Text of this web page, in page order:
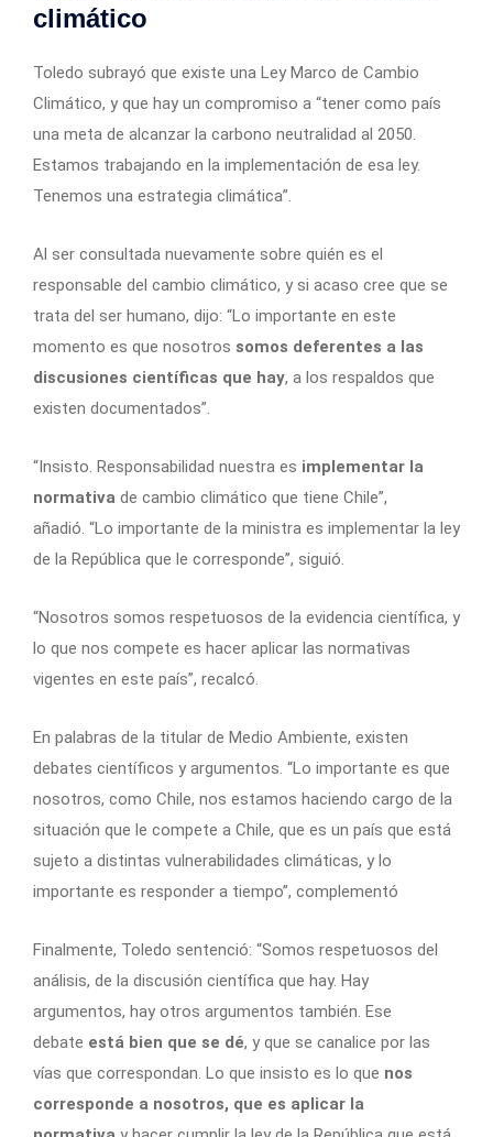
climático
Toledo subrayó que existe una Ley Marco de Cambio
Climático, y que hay un compromiso a “tener como país
una meta de alcanzar la carbono neutralidad al 2050.
Estamos trabajando en la implementación de esa ley.
Tenemos una estrategia climática”.
Al ser consultada nuevamente sobre quién es el
responsable del cambio climático, y si acaso cree que se
trata del ser humano, dijo: “Lo importante en este
momento es que nosotros somos deferentes a las
discusiones científicas que hay, a los respaldos que
existen documentados”.
“Insisto. Responsabilidad nuestra es implementar la
normativa de cambio climático que tiene Chile”,
añadió. “Lo importante de la ministra es implementar la ley
de la República que le corresponde”, siguió.
“Nosotros somos respetuosos de la evidencia científica, y
lo que nos compete es hacer aplicar las normativas
vigentes en este país”, recalcó.
En palabras de la titular de Medio Ambiente, existen
debates científicos y argumentos. “Lo importante es que
nosotros, como Chile, nos estamos haciendo cargo de la
situación que le compete a Chile, que es un país que está
sujeto a distintas vulnerabilidades climáticas, y lo
importante es responder a tiempo”, complementó
Finalmente, Toledo sentenció: “Somos respetuosos del
análisis, de la discusión científica que hay. Hay
argumentos, hay otros argumentos también. Ese
debate está bien que se dé, y que se canalice por las
vías que correspondan. Lo que insisto es lo que nos
corresponde a nosotros, que es aplicar la